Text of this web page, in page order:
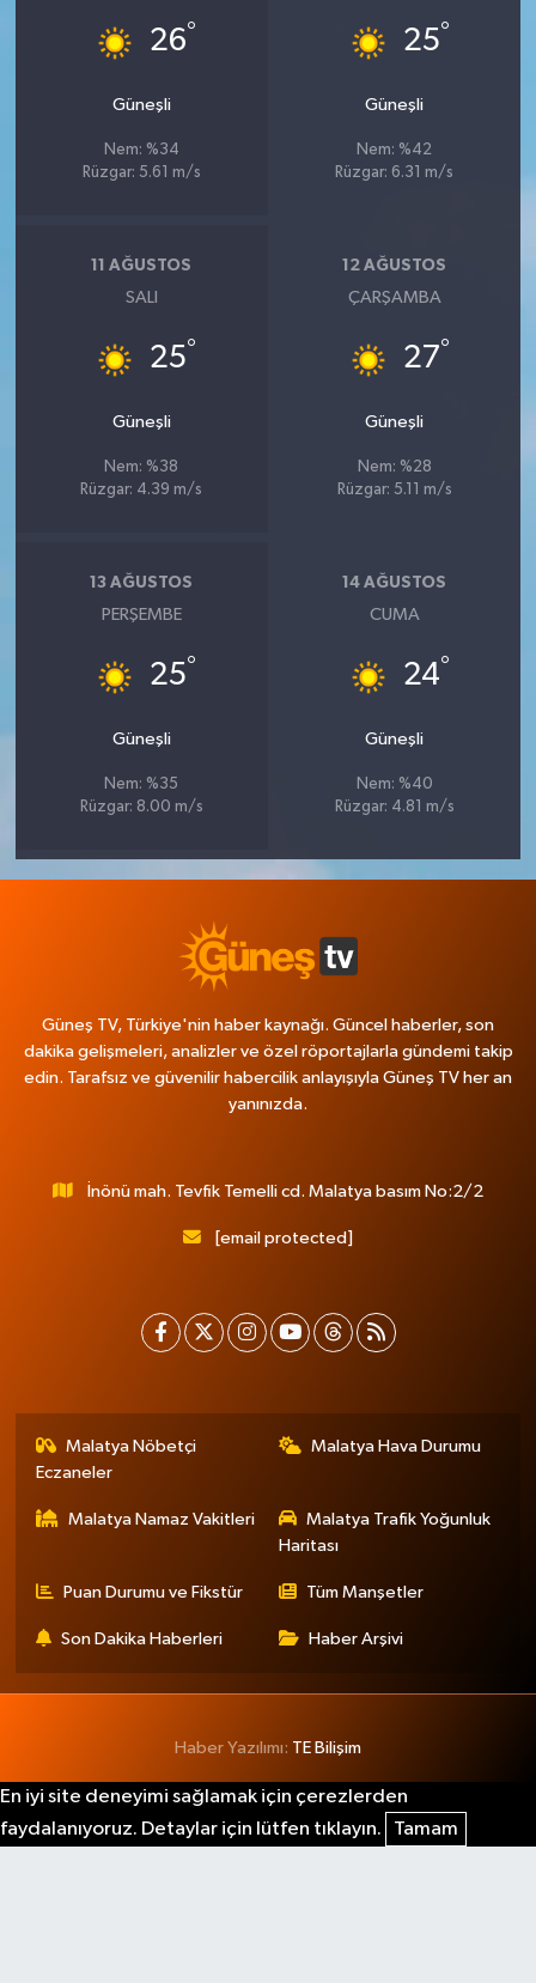
26°
Güneşli
Nem: %34
Rüzgar: 5.61 m/s
25°
Güneşli
Nem: %42
Rüzgar: 6.31 m/s
11 AĞUSTOS
SALI
25°
Güneşli
Nem: %38
Rüzgar: 4.39 m/s
12 AĞUSTOS
ÇARŞAMBA
27°
Güneşli
Nem: %28
Rüzgar: 5.11 m/s
13 AĞUSTOS
PERŞEMBE
25°
Güneşli
Nem: %35
Rüzgar: 8.00 m/s
14 AĞUSTOS
CUMA
24°
Güneşli
Nem: %40
Rüzgar: 4.81 m/s
Güneş TV, Türkiye'nin haber kaynağı. Güncel haberler, son
dakika gelişmeleri, analizler ve özel röportajlarla gündemi takip
edin. Tarafsız ve güvenilir habercilik anlayışıyla Güneş TV her an
yanınızda.
İnönü mah. Tevfik Temelli cd. Malatya basım No:2/2
[email protected]
Malatya Nöbetçi
Eczaneler
Malatya Hava Durumu
Malatya Namaz Vakitleri
Malatya Trafik Yoğunluk
Haritası
Puan Durumu ve Fikstür Tüm Manşetler
Son Dakika Haberleri Haber Arşivi
Haber Yazılımı: TE Bilişim
En iyi site deneyimi sağlamak için çerezlerden
faydalanıyoruz. Detaylar için lütfen tıklayın.
Tamam